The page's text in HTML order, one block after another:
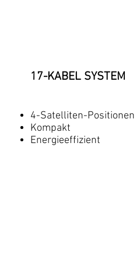
17-KABEL SYSTEM
4-Satelliten-Positionen
Kompakt
Energieeffizient